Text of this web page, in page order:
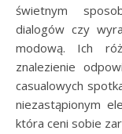
świetnym
dialogów czy
modową. Ich
znalezienie
casualowych
niezastąpionym
która ceni sobie